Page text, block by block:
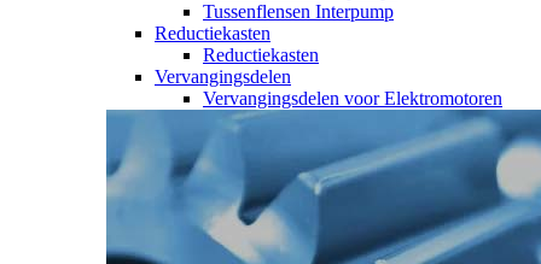
Tussenflensen Interpump
Reductiekasten
Reductiekasten
Vervangingsdelen
Vervangingsdelen voor Elektromotoren